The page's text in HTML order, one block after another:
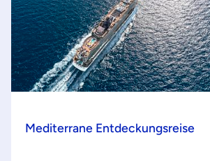
Mediterrane Entdeckungsreise